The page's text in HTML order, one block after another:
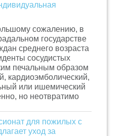
сожалению, в
государстве
среднего возраста
сосудистых
печальным образом
кардиоэмболический,
или ишемический
но неотвратимо
для пожилых с
уход за